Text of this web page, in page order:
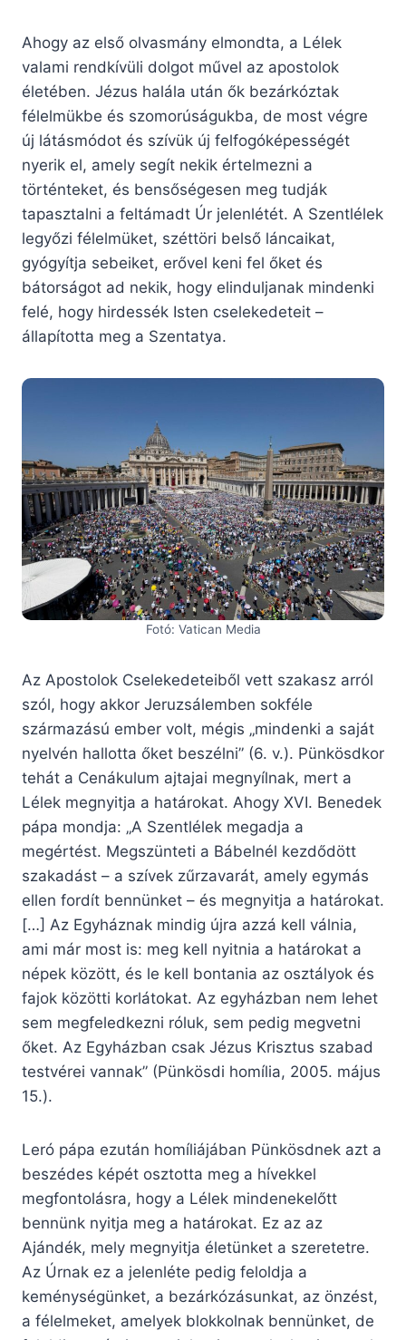
Ahogy az első olvasmány elmondta, a Lélek
valami rendkívüli dolgot művel az apostolok
életében. Jézus halála után ők bezárkóztak
félelmükbe és szomorúságukba, de most végre
új látásmódot és szívük új felfogóképességét
nyerik el, amely segít nekik értelmezni a
történteket, és bensőségesen meg tudják
tapasztalni a feltámadt Úr jelenlétét. A Szentlélek
legyőzi félelmüket, széttöri belső láncaikat,
gyógyítja sebeiket, erővel keni fel őket és
bátorságot ad nekik, hogy elinduljanak mindenki
felé, hogy hirdessék Isten cselekedeteit –
állapította meg a Szentatya.
Fotó: Vatican Media
Az Apostolok Cselekedeteiből vett szakasz arról
szól, hogy akkor Jeruzsálemben sokféle
származású ember volt, mégis „mindenki a saját
nyelvén hallotta őket beszélni” (6. v.). Pünkösdkor
tehát a Cenákulum ajtajai megnyílnak, mert a
Lélek megnyitja a határokat. Ahogy XVI. Benedek
pápa mondja: „A Szentlélek megadja a
megértést. Megszünteti a Bábelnél kezdődött
szakadást – a szívek zűrzavarát, amely egymás
ellen fordít bennünket – és megnyitja a határokat.
[…] Az Egyháznak mindig újra azzá kell válnia,
ami már most is: meg kell nyitnia a határokat a
népek között, és le kell bontania az osztályok és
fajok közötti korlátokat. Az egyházban nem lehet
sem megfeledkezni róluk, sem pedig megvetni
őket. Az Egyházban csak Jézus Krisztus szabad
testvérei vannak” (Pünkösdi homília, 2005. május
15.).
Leró pápa ezután homíliájában Pünkösdnek azt a
beszédes képét osztotta meg a hívekkel
megfontolásra, hogy a Lélek mindenekelőtt
bennünk nyitja meg a határokat. Ez az az
Ajándék, mely megnyitja életünket a szeretetre.
Az Úrnak ez a jelenléte pedig feloldja a
keménységünket, a bezárkózásunkat, az önzést,
a félelmeket, amelyek blokkolnak bennünket, de